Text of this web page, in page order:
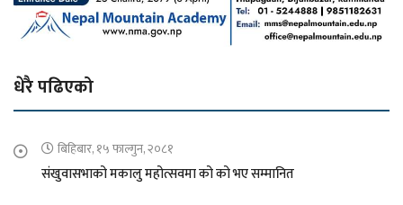
धेरै पढिएको
बिहिबार, १५ फाल्गुन, २०८१
संखुवासभाको मकालु महोत्सवमा को को भए सम्मानित